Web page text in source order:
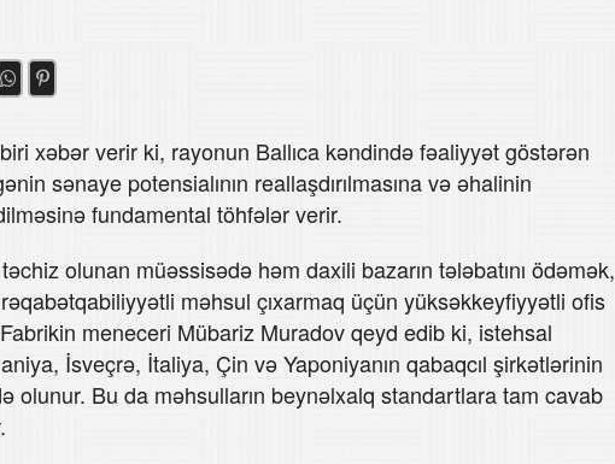
xəbər verir ki, rayonun Ballıca kəndində fəaliyyət göstərən
sənaye potensialının reallaşdırılmasına və əhalinin
fundamental töhfələr verir.
olunan müəssisədə həm daxili bazarın tələbatını ödəmək,
məhsul çıxarmaq üçün yüksəkkeyfiyyətli ofis
meneceri Mübariz Muradov qeyd edib ki, istehsal
İsveçrə, İtaliya, Çin və Yaponiyanın qabaqcıl şirkətlərinin
olunur. Bu da məhsulların beynəlxalq standartlara tam cavab